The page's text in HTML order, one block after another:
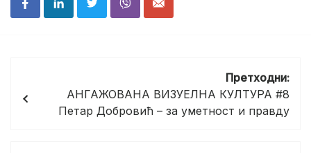
чланка
Претходни:
АНГАЖОВАНА ВИЗУЕЛНА КУЛТУРА #8
Петар Добровић – за уметност и правду